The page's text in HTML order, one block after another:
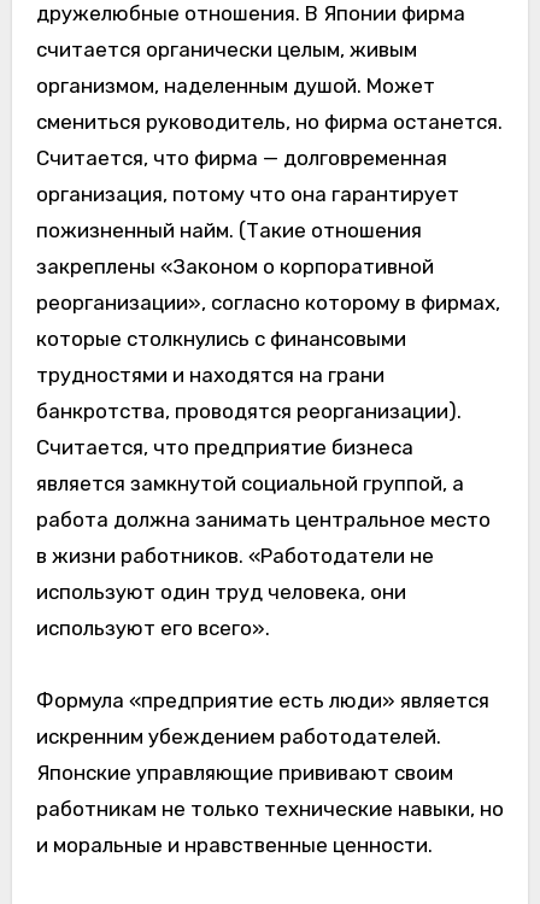
дружелюбные отношения. В Японии фирма
считается органически целым, живым
организмом, наделенным душой. Может
смениться руководитель, но фирма останется.
Считается, что фирма — долговременная
организация, потому что она гарантирует
пожизненный найм. (Такие отношения
закреплены «Законом о корпоративной
реорганизации», согласно которому в фирмах,
которые столкнулись с финансовыми
трудностями и находятся на грани
банкротства, проводятся реорганизации).
Считается, что предприятие бизнеса
является замкнутой социальной группой, а
работа должна занимать центральное место
в жизни работников. «Работодатели не
используют один труд человека, они
используют его всего».
Формула «предприятие есть люди» является
искренним убеждением работодателей.
Японские управляющие прививают своим
работникам не только технические навыки, но
и моральные и нравственные ценности.